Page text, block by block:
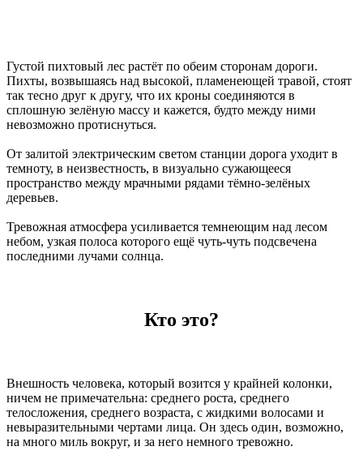
Густой пихтовый лес растёт по обеим сторонам дороги.
Пихты, возвышаясь над высокой, пламенеющей травой, стоят
так тесно друг к другу, что их кроны соединяются в
сплошную зелёную массу и кажется, будто между ними
невозможно протиснуться.
От залитой электрическим светом станции дорога уходит в
темноту, в неизвестность, в визуально сужающееся
пространство между мрачными рядами тёмно-зелёных
деревьев.
Тревожная атмосфера усиливается темнеющим над лесом
небом, узкая полоса которого ещё чуть-чуть подсвечена
последними лучами солнца.
Кто это?
Внешность человека, который возится у крайней колонки,
ничем не примечательна: среднего роста, среднего
телосложения, среднего возраста, с жидкими волосами и
невыразительными чертами лица. Он здесь один, возможно,
на много миль вокруг, и за него немного тревожно.